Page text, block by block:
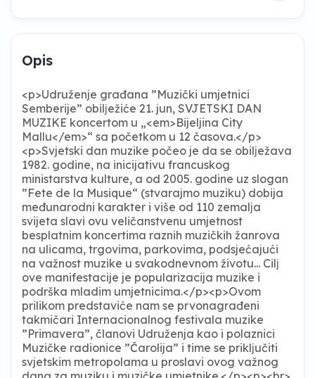
Opis
<p>Udruženje građana ”Muzički umjetnici
Semberije” obilјežiće 21. jun, SVJETSKI DAN
MUZIKE koncertom u „<em>Bijeljina City
Mallu</em>“ sa početkom u 12 časova.</p>
<p>Svjetski dan muzike počeo je da se obilјežava
1982. godine, na inicijativu francuskog
ministarstva kulture, a od 2005. godine uz slogan
”Fete de la Musique“ (stvarajmo muziku) dobija
međunarodni karakter i više od 110 zemalјa
svijeta slavi ovu veličanstvenu umjetnost
besplatnim koncertima raznih muzičkih žanrova
na ulicama, trgovima, parkovima, podsjećajući
na važnost muzike u svakodnevnom životu... Cilј
ove manifestacije je popularizacija muzike i
podrška mladim umjetnicima.</p><p>Ovom
prilikom predstaviće nam se prvonagrađeni
takmičari Internacionalnog festivala muzike
”Primavera”, članovi Udruženja kao i polaznici
Muzičke radionice ”Čarolija” i time se priklјučiti
svjetskim metropolama u proslavi ovog važnog